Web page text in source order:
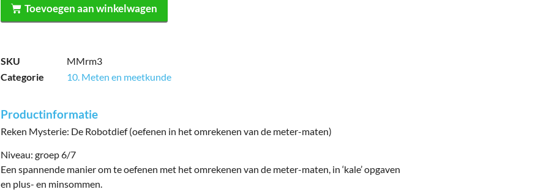
Toevoegen aan winkelwagen
SKU
MMrm3
Categorie
10. Meten en meetkunde
Productinformatie
Reken Mysterie: De Robotdief (oefenen in het omrekenen van de meter-maten)
Niveau: groep 6/7
Een spannende manier om te oefenen met het omrekenen van de meter-maten, in ‘kale’ opgaven
en plus- en minsommen.